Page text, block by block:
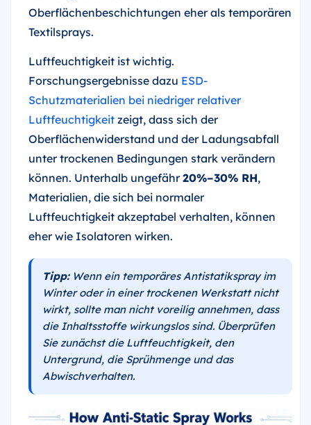
Oberflächenbeschichtungen eher als temporären
Textilsprays.
Luftfeuchtigkeit ist wichtig.
Forschungsergebnisse dazu ESD-
Schutzmaterialien bei niedriger relativer
Luftfeuchtigkeit zeigt, dass sich der
Oberflächenwiderstand und der Ladungsabfall
unter trockenen Bedingungen stark verändern
können. Unterhalb ungefähr20%–30% RH,
Materialien, die sich bei normaler
Luftfeuchtigkeit akzeptabel verhalten, können
eher wie Isolatoren wirken.
Tipp:Wenn ein temporäres Antistatikspray im
Winter oder in einer trockenen Werkstatt nicht
wirkt, sollte man nicht voreilig annehmen, dass
die Inhaltsstoffe wirkungslos sind. Überprüfen
Sie zunächst die Luftfeuchtigkeit, den
Untergrund, die Sprühmenge und das
Abwischverhalten.